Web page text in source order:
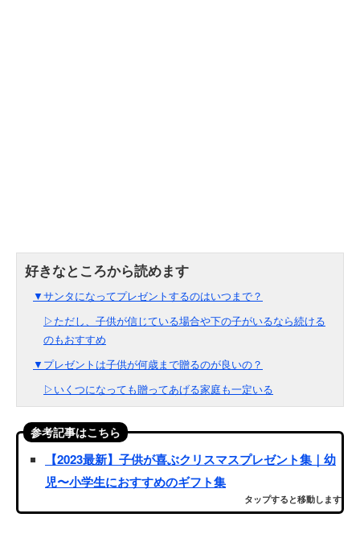
▼サンタになってプレゼントするのはいつまで？
▷ただし、子供が信じている場合や下の子がいるなら続ける
のもおすすめ
▼プレゼントは子供が何歳まで贈るのが良いの？
▷いくつになっても贈ってあげる家庭も一定いる
参考記事はこちら
【2023最新】子供が喜ぶクリスマスプレゼント集｜幼
児〜小学生におすすめのギフト集
タップすると移動します